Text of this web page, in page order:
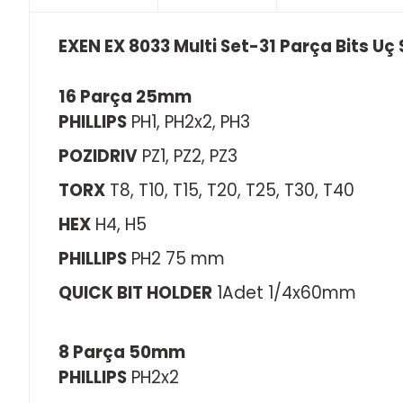
EXEN EX 8033 Multi Set-31 Parça Bits Uç
16 Parça 25mm
PHILLIPS PH1, PH2x2, PH3
POZIDRIV PZ1, PZ2, PZ3
TORX T8, T10, T15, T20, T25, T30, T40
HEX H4, H5
PHILLIPS PH2 75 mm
QUICK BIT HOLDER 1Adet 1/4x60mm
8 Parça 50mm
PHILLIPS PH2x2